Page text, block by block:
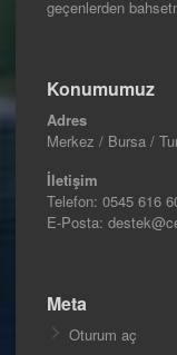
geçenlerden
Konumumuz
Adres
Merkez / Bursa /
İletişim
Telefon: 0545 616
E-Posta:
Meta
Oturum aç